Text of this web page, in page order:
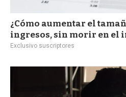
¿Cómo aumentar el
ingresos, sin morir en el
Exclusivo suscriptores